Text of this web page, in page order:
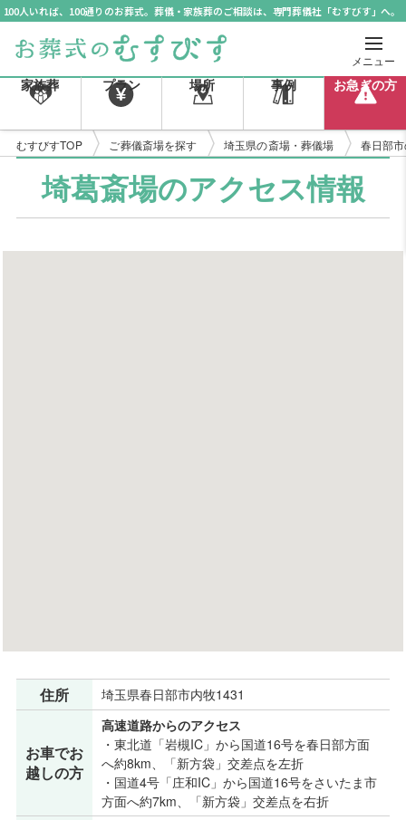
100人いれば、100通りのお葬式。葬儀・家族葬のご相談は、専門葬儀社「むすびす」へ。
メニュー
家族葬 プラン 場所 事例 お急ぎの方
むすびすTOP ご葬儀斎場を探す 埼玉県の斎場・葬儀場 春日部
埼葛斎場のアクセス情報
住所 埼玉県春日部市内牧1431
お車でお
越しの方
高速道路からのアクセス
・東北道「岩槻IC」から国道16号を春日部方面
へ約8km、「新方袋」交差点を左折
・国道4号「庄和IC」から国道16号をさいたま市
方面へ約7km、「新方袋」交差点を右折